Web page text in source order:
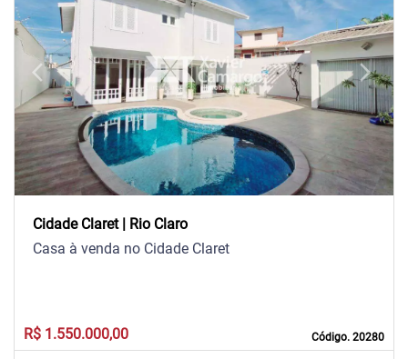
arrow_back_iosPrevious arrow_forward_iosNext
Cidade Claret | Rio Claro
Código. 20280
Casa à venda no Cidade Claret
R$ 1.550.000,00